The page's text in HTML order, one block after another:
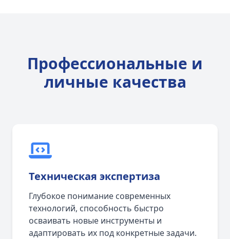
Профессиональные и
личные качества
Техническая экспертиза
Глубокое понимание современных
технологий, способность быстро
осваивать новые инструменты и
адаптировать их под конкретные задачи.